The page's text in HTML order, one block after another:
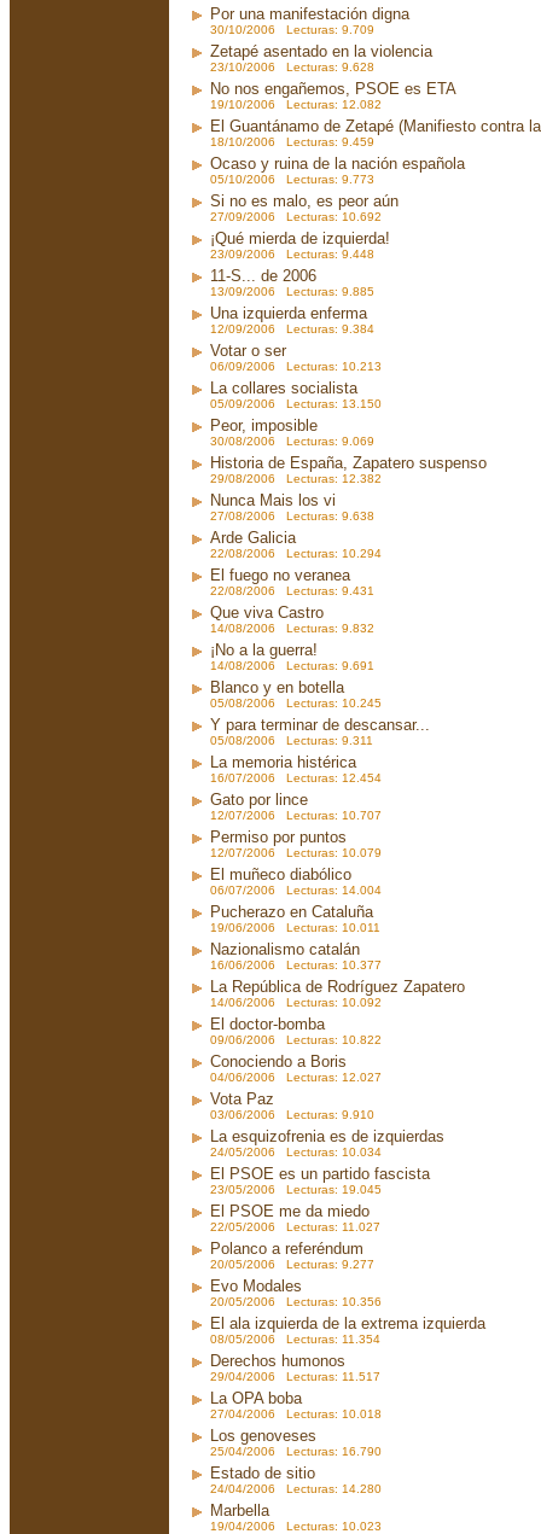
Por una manifestación digna
30/10/2006 Lecturas: 9.709
Zetapé asentado en la violencia
23/10/2006 Lecturas: 9.628
No nos engañemos, PSOE es ETA
19/10/2006 Lecturas: 12.082
El Guantánamo de Zetapé (Manifiesto contra
18/10/2006 Lecturas: 9.459
Ocaso y ruina de la nación española
05/10/2006 Lecturas: 9.773
Si no es malo, es peor aún
27/09/2006 Lecturas: 10.692
¡Qué mierda de izquierda!
23/09/2006 Lecturas: 9.448
11-S... de 2006
13/09/2006 Lecturas: 9.885
Una izquierda enferma
12/09/2006 Lecturas: 9.384
Votar o ser
06/09/2006 Lecturas: 10.213
La collares socialista
05/09/2006 Lecturas: 13.150
Peor, imposible
30/08/2006 Lecturas: 9.069
Historia de España, Zapatero suspenso
29/08/2006 Lecturas: 12.382
Nunca Mais los vi
27/08/2006 Lecturas: 9.638
Arde Galicia
22/08/2006 Lecturas: 10.294
El fuego no veranea
22/08/2006 Lecturas: 9.431
Que viva Castro
14/08/2006 Lecturas: 9.832
¡No a la guerra!
14/08/2006 Lecturas: 9.691
Blanco y en botella
05/08/2006 Lecturas: 10.245
Y para terminar de descansar...
05/08/2006 Lecturas: 9.311
La memoria histérica
16/07/2006 Lecturas: 12.454
Gato por lince
12/07/2006 Lecturas: 10.707
Permiso por puntos
12/07/2006 Lecturas: 10.079
El muñeco diabólico
06/07/2006 Lecturas: 14.004
Pucherazo en Cataluña
19/06/2006 Lecturas: 10.011
Nazionalismo catalán
16/06/2006 Lecturas: 10.377
La República de Rodríguez Zapatero
14/06/2006 Lecturas: 10.092
El doctor-bomba
09/06/2006 Lecturas: 10.822
Conociendo a Boris
04/06/2006 Lecturas: 12.027
Vota Paz
03/06/2006 Lecturas: 9.910
La esquizofrenia es de izquierdas
24/05/2006 Lecturas: 10.034
El PSOE es un partido fascista
23/05/2006 Lecturas: 19.045
El PSOE me da miedo
22/05/2006 Lecturas: 11.027
Polanco a referéndum
20/05/2006 Lecturas: 9.277
Evo Modales
20/05/2006 Lecturas: 10.356
El ala izquierda de la extrema izquierda
08/05/2006 Lecturas: 11.354
Derechos humonos
29/04/2006 Lecturas: 11.517
La OPA boba
27/04/2006 Lecturas: 10.018
Los genoveses
25/04/2006 Lecturas: 16.790
Estado de sitio
24/04/2006 Lecturas: 14.280
Marbella
19/04/2006 Lecturas: 10.023